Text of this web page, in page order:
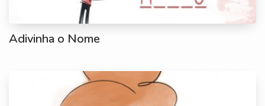
Adivinha o Nome